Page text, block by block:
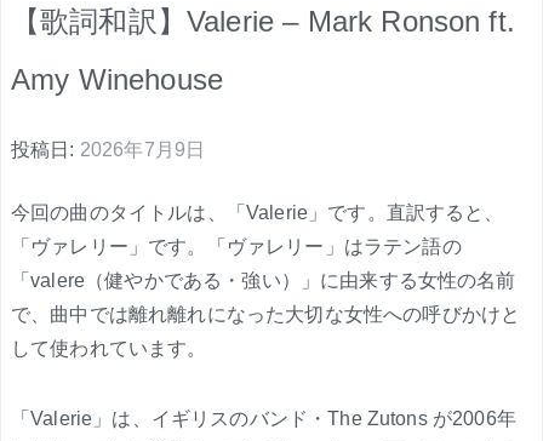
【歌詞和訳】Valerie – Mark Ronson ft.
Amy Winehouse
投稿日: 2026年7月9日
今回の曲のタイトルは、「Valerie」です。直訳すると、
「ヴァレリー」です。「ヴァレリー」はラテン語の
「valere（健やかである・強い）」に由来する女性の名前
で、曲中では離れ離れになった大切な女性への呼びかけと
して使われています。
「Valerie」は、イギリスのバンド・The Zutons が2006年